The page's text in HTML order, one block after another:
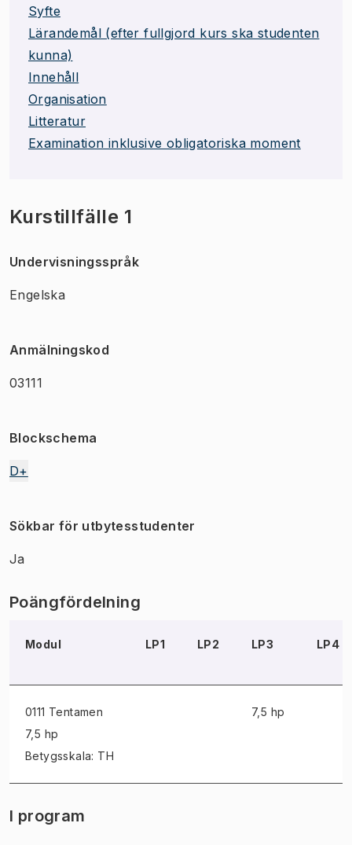
Syfte
Lärandemål (efter fullgjord kurs ska studenten
kunna)
Innehåll
Organisation
Litteratur
Examination inklusive obligatoriska moment
Kurstillfälle 1
Undervisningsspråk
Engelska
Anmälningskod
03111
Blockschema
D+
Sökbar för utbytesstudenter
Ja
Poängfördelning
Modul LP1 LP2 LP3 LP4
0111 Tentamen
7,5 hp
Betygsskala: TH
7,5 hp
I program